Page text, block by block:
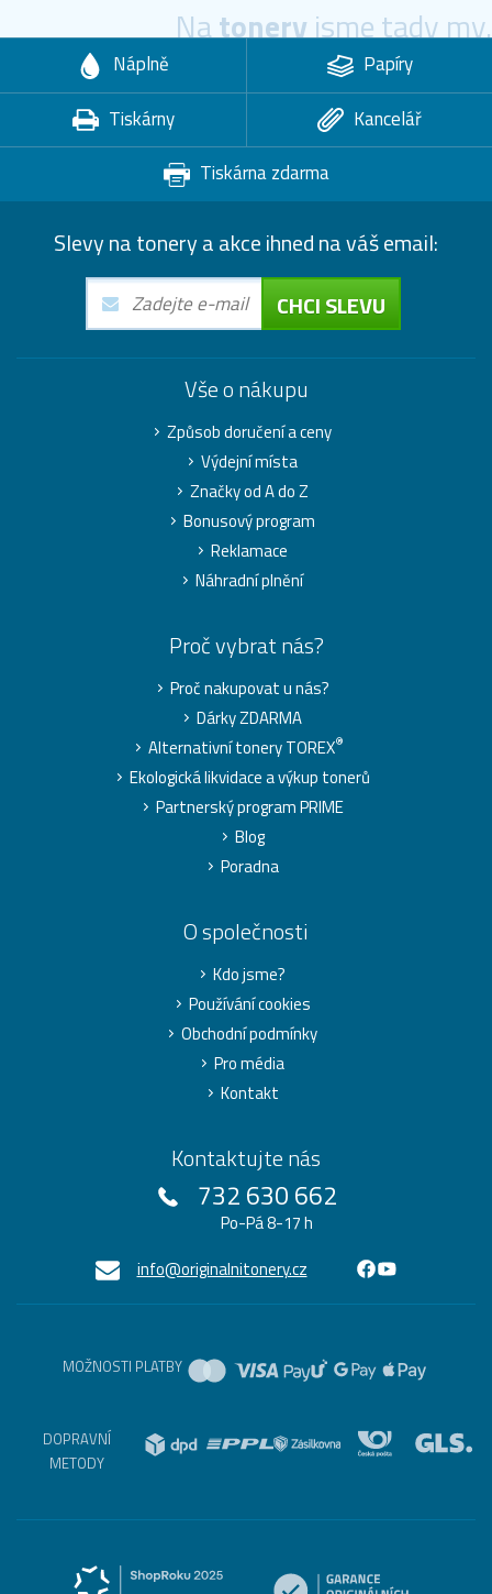
Natoneryjsme tady my.
Náplně
Papíry
Tiskárny
Kancelář
Tiskárna zdarma
Slevy na tonery a akce ihned na váš email:
CHCI SLEVU
Vše o nákupu
Způsob doručení a ceny
Výdejní místa
Značky od A do Z
Bonusový program
Reklamace
Náhradní plnění
Proč vybrat nás?
Proč nakupovat u nás?
Dárky ZDARMA
Alternativní tonery TOREX®
Ekologická likvidace a výkup tonerů
Partnerský program PRIME
Blog
Poradna
O společnosti
Kdo jsme?
Používání cookies
Obchodní podmínky
Pro média
Kontakt
Kontaktujte nás
732 630 662
Po-Pá 8-17 h
info@originalnitonery.cz
MOŽNOSTI PLATBY
DOPRAVNÍ
METODY